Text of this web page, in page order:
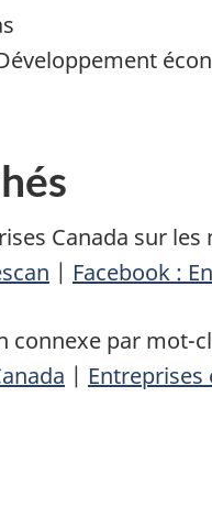
Canada sur les
| Facebook :
connexe par mot-
|